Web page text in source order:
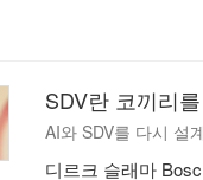
SDV란 코끼리
AI와 SDV를 다시 설
디르크 슬래마